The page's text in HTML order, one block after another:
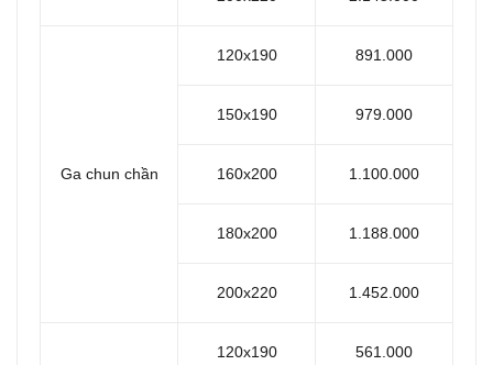
Ga chun chần
120x190 891.000
150x190 979.000
160x200 1.100.000
180x200 1.188.000
200x220 1.452.000
120x190 561.000